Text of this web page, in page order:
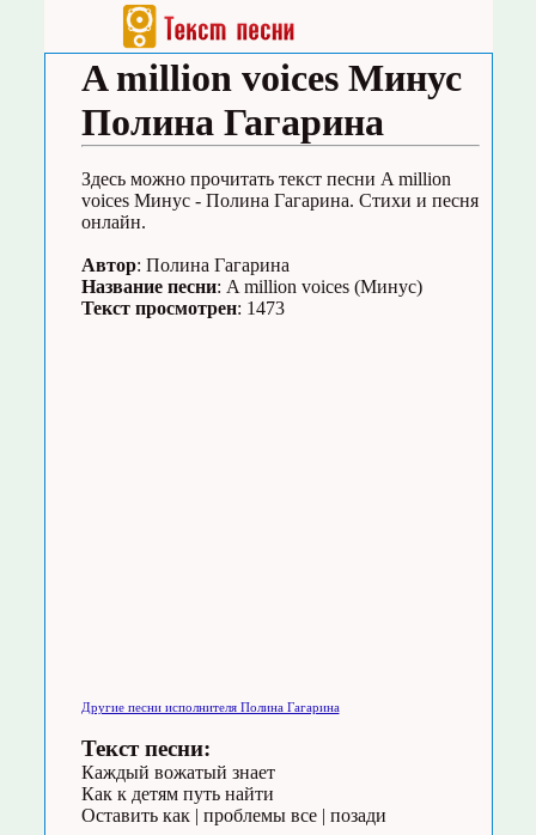
A million voices Минус
Полина Гагарина
Здесь можно прочитать текст песни A million
voices Минус - Полина Гагарина. Стихи и песня
онлайн.
Автор: Полина Гагарина
Название песни: A million voices (Минус)
Текст просмотрен: 1473
Другие песни исполнителя Полина Гагарина
Текст песни:
Каждый вожатый знает
Как к детям путь найти
Оставить как | проблемы все | позади